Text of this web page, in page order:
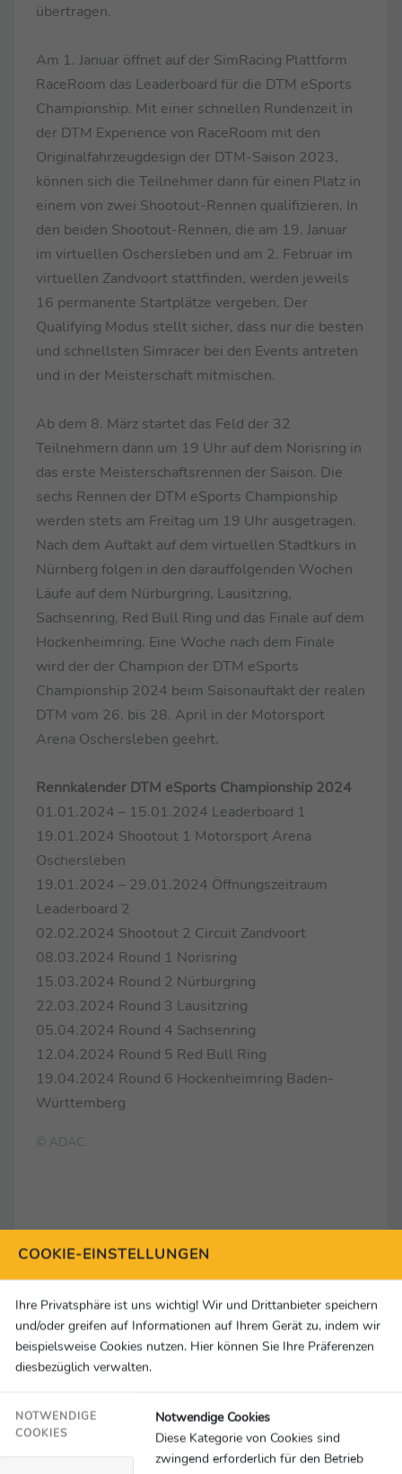
übertragen.
Am 1. Januar öffnet auf der SimRacing Plattform
RaceRoom das Leaderboard für die DTM eSports
Championship. Mit einer schnellen Rundenzeit in
der DTM Experience von RaceRoom mit den
Originalfahrzeugdesign der DTM-Saison 2023,
können sich die Teilnehmer dann für einen Platz in
einem von zwei Shootout-Rennen qualifizieren. In
den beiden Shootout-Rennen, die am 19. Januar
im virtuellen Oschersleben und am 2. Februar im
virtuellen Zandvoort stattfinden, werden jeweils
16 permanente Startplätze vergeben. Der
Qualifying Modus stellt sicher, dass nur die besten
und schnellsten Simracer bei den Events antreten
und in der Meisterschaft mitmischen.
Ab dem 8. März startet das Feld der 32
Teilnehmern dann um 19 Uhr auf dem Norisring in
das erste Meisterschaftsrennen der Saison. Die
sechs Rennen der DTM eSports Championship
werden stets am Freitag um 19 Uhr ausgetragen.
Nach dem Auftakt auf dem virtuellen Stadtkurs in
Nürnberg folgen in den darauffolgenden Wochen
Läufe auf dem Nürburgring, Lausitzring,
Sachsenring, Red Bull Ring und das Finale auf dem
Hockenheimring. Eine Woche nach dem Finale
wird der der Champion der DTM eSports
Championship 2024 beim Saisonauftakt der realen
DTM vom 26. bis 28. April in der Motorsport
Arena Oschersleben geehrt.
Rennkalender DTM eSports Championship 2024
01.01.2024 – 15.01.2024 Leaderboard 1
19.01.2024 Shootout 1 Motorsport Arena
Oschersleben
19.01.2024 – 29.01.2024 Öffnungszeitraum
Leaderboard 2
02.02.2024 Shootout 2 Circuit Zandvoort
08.03.2024 Round 1 Norisring
15.03.2024 Round 2 Nürburgring
22.03.2024 Round 3 Lausitzring
05.04.2024 Round 4 Sachsenring
12.04.2024 Round 5 Red Bull Ring
19.04.2024 Round 6 Hockenheimring Baden-
Württemberg
© ADAC
Kontakt
ADAC DTM
COOKIE-EINSTELLUNGEN
Ihre Privatsphäre ist uns wichtig! Wir und Drittanbieter speichern
und/oder greifen auf Informationen auf Ihrem Gerät zu, indem wir
beispielsweise Cookies nutzen. Hier können Sie Ihre Präferenzen
diesbezüglich verwalten.
NOTWENDIGE
COOKIES
Notwendige Cookies
Diese Kategorie von Cookies sind
zwingend erforderlich für den Betrieb